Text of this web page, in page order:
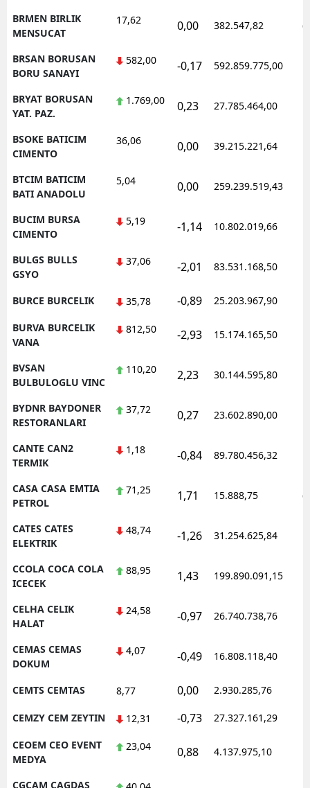
BRMEN BIRLIK
MENSUCAT
17,62 0,00 382.547,82
BRSAN BORUSAN
BORU SANAYI
582,00 -0,17 592.859.775,00
BRYAT BORUSAN
YAT. PAZ.
1.769,00 0,23 27.785.464,00
BSOKE BATICIM
CIMENTO
36,06 0,00 39.215.221,64
BTCIM BATICIM
BATI ANADOLU
5,04 0,00 259.239.519,43
BUCIM BURSA
CIMENTO
5,19 -1,14 10.802.019,66
BULGS BULLS
GSYO
37,06 -2,01 83.531.168,50
BURCE BURCELIK 35,78 -0,89 25.203.967,90
BURVA BURCELIK
VANA
812,50 -2,93 15.174.165,50
BVSAN
BULBULOGLU VINC
110,20 2,23 30.144.595,80
BYDNR BAYDONER
RESTORANLARI
37,72 0,27 23.602.890,00
CANTE CAN2
TERMIK
1,18 -0,84 89.780.456,32
CASA CASA EMTIA
PETROL
71,25 1,71 15.888,75
CATES CATES
ELEKTRIK
48,74 -1,26 31.254.625,84
CCOLA COCA COLA
ICECEK
88,95 1,43 199.890.091,15
CELHA CELIK
HALAT
24,58 -0,97 26.740.738,76
CEMAS CEMAS
DOKUM
4,07 -0,49 16.808.118,40
CEMTS CEMTAS 8,77 0,00 2.930.285,76
CEMZY CEM ZEYTIN 12,31 -0,73 27.327.161,29
CEOEM CEO EVENT
MEDYA
23,04 0,88 4.137.975,10
CGCAM CAGDAS